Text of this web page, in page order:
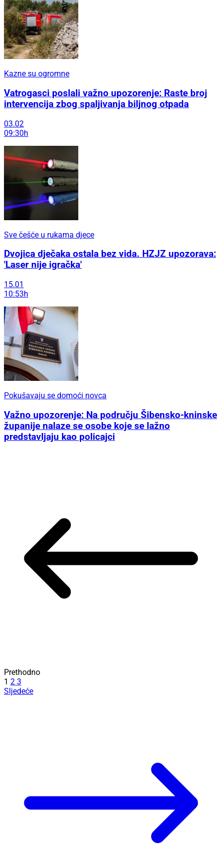
Kazne su ogromne
Vatrogasci poslali važno upozorenje: Raste broj
intervencija zbog spaljivanja biljnog otpada
03.02
09:30h
Sve češće u rukama djece
Dvojica dječaka ostala bez vida. HZJZ upozorava:
'Laser nije igračka'
15.01
10:53h
Pokušavaju se domoći novca
Važno upozorenje: Na području Šibensko-kninske
županije nalaze se osobe koje se lažno
predstavljaju kao policajci
Prethodno
1 2 3
Sljedeće